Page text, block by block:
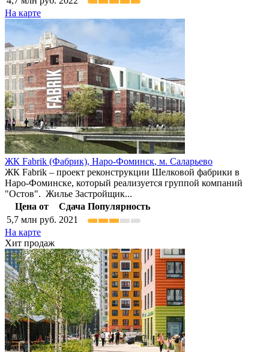
На карте
ЖК Fabrik (Фабрик), Наро-Фоминск, м. Саларьево
ЖК Fabrik – проект реконструкции Шелковой фабрики в
Наро-Фоминске, который реализуется группой компаний
"Остов". Жилье Застройщик...
Цена от
Сдача Популярность
5,7 млн руб. 2021
На карте
Хит продаж